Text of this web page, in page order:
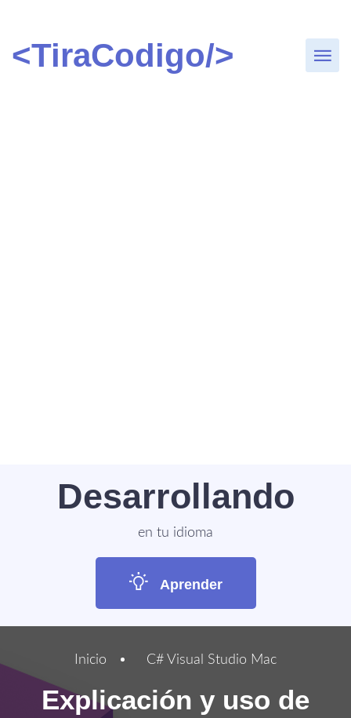
<TiraCodigo/>
Desarrollando
en tu idioma
Aprender
Inicio C# Visual Studio Mac
Explicación y uso de